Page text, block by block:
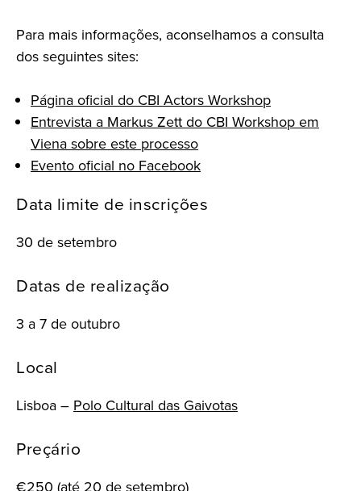
Para mais informações, aconselhamos a consulta
dos seguintes sites:
Página oficial do CBI Actors Workshop
Entrevista a Markus Zett do CBI Workshop em
Viena sobre este processo
Evento oficial no Facebook
Data limite de inscrições
30 de setembro
Datas de realização
3 a 7 de outubro
Local
Lisboa – Polo Cultural das Gaivotas
Preçário
€250 (até 20 de setembro)